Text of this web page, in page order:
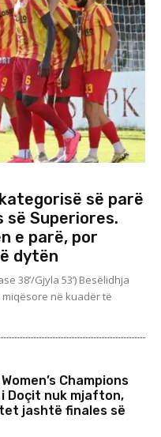
së parë
së Superiores.
e parë, por
dytën
38’/Gjyla 53’) Besëlidhja
në kuadër të
Champions
Doçit nuk mjafton,
jashtë finales së